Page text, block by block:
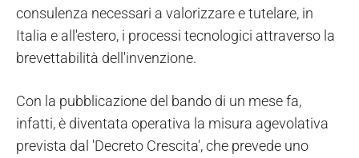
consulenza necessari a valorizzare e tutelare, in
Italia e all'estero, i processi tecnologici attraverso la
brevettabilità dell'invenzione.
Con la pubblicazione del bando di un mese fa,
infatti, è diventata operativa la misura agevolativa
prevista dal 'Decreto Crescita', che prevede uno